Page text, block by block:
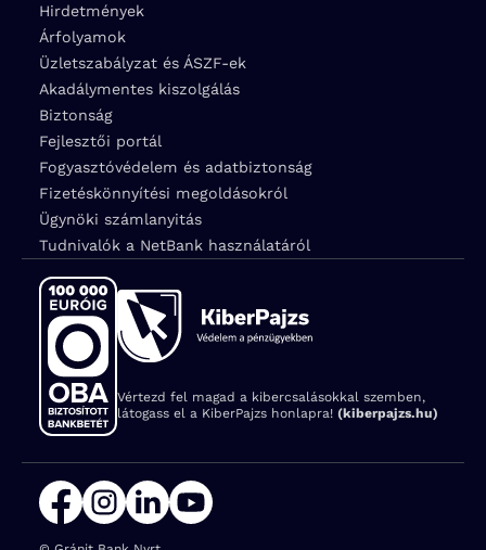
Hirdetmények
Árfolyamok
Üzletszabályzat és ÁSZF-ek
Akadálymentes kiszolgálás
Biztonság
Fejlesztői portál
Fogyasztóvédelem és adatbiztonság
Fizetéskönnyítési megoldásokról
Ügynöki számlanyitás
Tudnivalók a NetBank használatáról
Vértezd fel magad a kibercsalásokkal szemben,
látogass el a KiberPajzs honlapra! (kiberpajzs.hu)